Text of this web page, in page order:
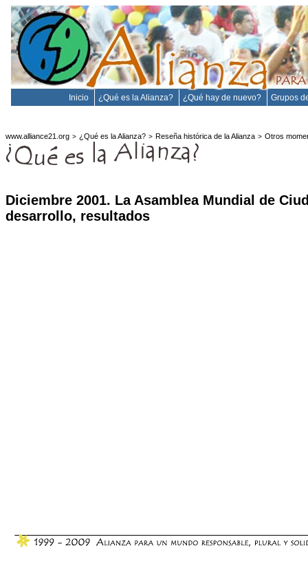
Inicio ¿Qué es la Alianza? ¿Qué hay de nuevo? Grupos
www.alliance21.org > ¿Qué es la Alianza? > Reseña histórica de la Alianza > Otros
Diciembre 2001. La Asamblea Mundial de
desarrollo, resultados